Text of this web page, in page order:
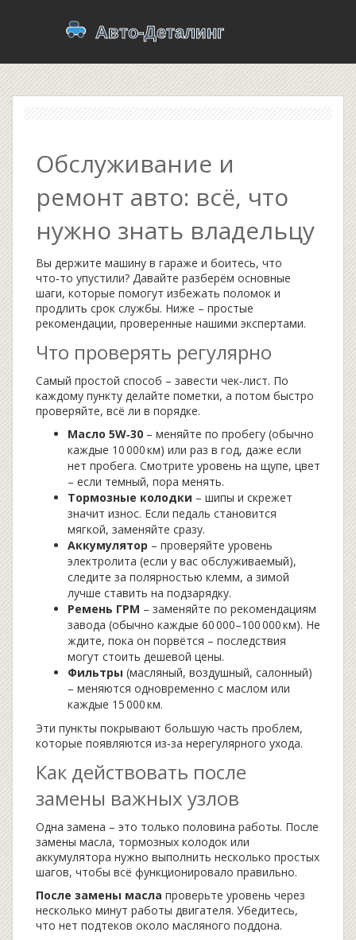
Обслуживание и
ремонт авто: всё, что
нужно знать владельцу
Вы держите машину в гараже и боитесь, что
что‑то упустили? Давайте разберём основные
шаги, которые помогут избежать поломок и
продлить срок службы. Ниже – простые
рекомендации, проверенные нашими экспертами.
Что проверять регулярно
Самый простой способ – завести чек‑лист. По
каждому пункту делайте пометки, а потом быстро
проверяйте, всё ли в порядке.
Масло 5W‑30 – меняйте по пробегу (обычно
каждые 10 000 км) или раз в год, даже если
нет пробега. Смотрите уровень на щупе, цвет
– если темный, пора менять.
Тормозные колодки – шипы и скрежет
значит износ. Если педаль становится
мягкой, заменяйте сразу.
Аккумулятор – проверяйте уровень
электролита (если у вас обслуживаемый),
следите за полярностью клемм, а зимой
лучше ставить на подзарядку.
Ремень ГРМ – заменяйте по рекомендациям
завода (обычно каждые 60 000–100 000 км). Не
ждите, пока он порвётся – последствия
могут стоить дешевой цены.
Фильтры (масляный, воздушный, салонный)
– меняются одновременно с маслом или
каждые 15 000 км.
Эти пункты покрывают большую часть проблем,
которые появляются из‑за нерегулярного ухода.
Как действовать после
замены важных узлов
Одна замена – это только половина работы. После
замены масла, тормозных колодок или
аккумулятора нужно выполнить несколько простых
шагов, чтобы всё функционировало правильно.
После замены масла проверьте уровень через
несколько минут работы двигателя. Убедитесь,
что нет подтеков около масляного поддона.